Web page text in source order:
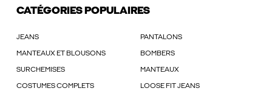
CATÉGORIES POPULAIRES
JEANS PANTALONS
MANTEAUX ET BLOUSONS BOMBERS
SURCHEMISES MANTEAUX
COSTUMES COMPLETS LOOSE FIT JEANS